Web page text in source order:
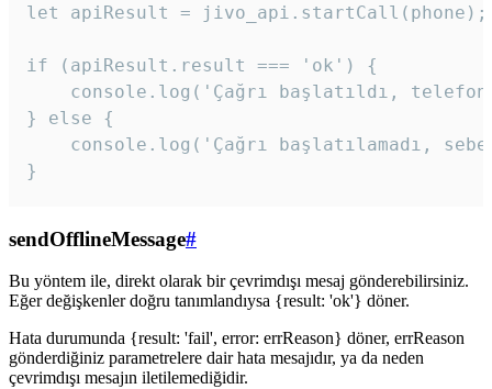
let apiResult = jivo_api.startCall(phone);
if (apiResult.result === 'ok') {
console.log('Çağrı başlatıldı,
} else {
console.log('Çağrı başlatılamadı,
}
sendOfflineMessage#
Bu yöntem ile, direkt olarak bir çevrimdışı mesaj gönderebilirsiniz.
Eğer değişkenler doğru tanımlandıysa {result: 'ok'} döner.
Hata durumunda {result: 'fail', error: errReason} döner, errReason
gönderdiğiniz parametrelere dair hata mesajıdır, ya da neden
çevrimdışı mesajın iletilemediğidir.